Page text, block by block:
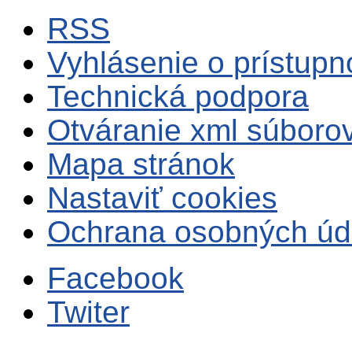
RSS
Vyhlásenie o
Technická podpora
Otváranie xml
Mapa stránok
Nastaviť cookies
Ochrana osobných
Facebook
Twiter